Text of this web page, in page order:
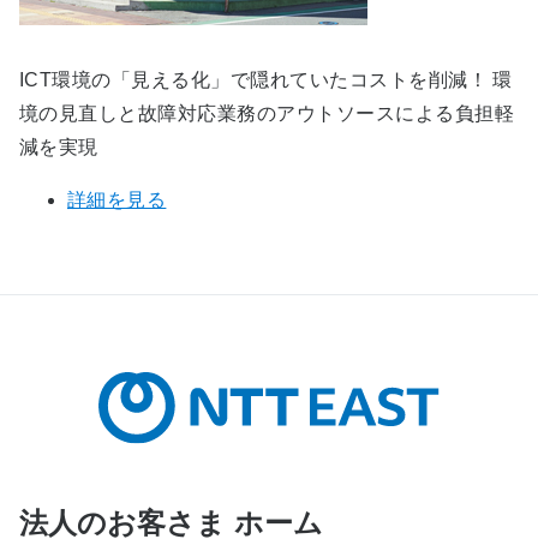
ICT環境の「見える化」で隠れていたコストを削減！ 環
境の見直しと故障対応業務のアウトソースによる負担軽
減を実現
詳細を見る
法人のお客さま ホーム